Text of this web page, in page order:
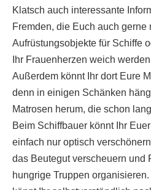
Klatsch auch interessante
Fremden, die Euch auch gerne
Aufrüstungsobjekte für Schiffe
Ihr Frauenherzen weich
Außerdem könnt Ihr dort Eure
denn in einigen Schänken
Matrosen herum, die schon
Beim Schiffbauer könnt Ihr
einfach nur optisch
das Beutegut verscheuern und
hungrige Truppen